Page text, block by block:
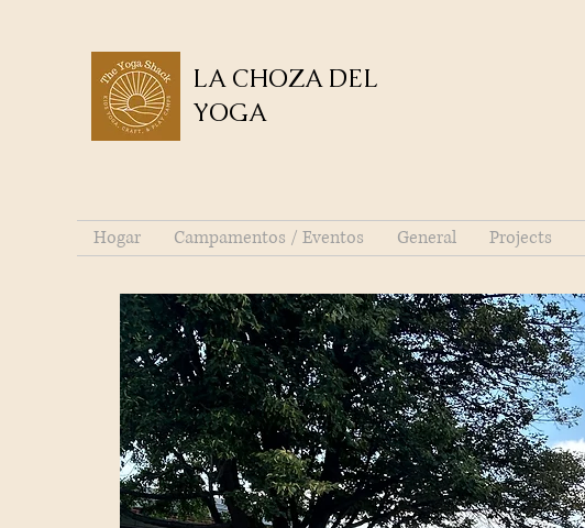
LA CHOZA DEL
YOGA
Hogar Campamentos / Eventos General Projects